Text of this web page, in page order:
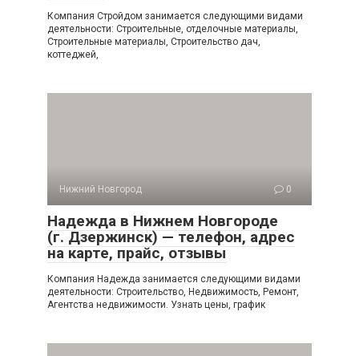
Компания Стройдом занимается следующими видами
деятельности: Строительные, отделочные материалы,
Строительные материалы, Строительство дач,
коттеджей,
Нижний Новгород 0
Надежда в Нижнем Новгороде
(г. Дзержинск) — телефон, адрес
на карте, прайс, отзывы
Компания Надежда занимается следующими видами
деятельности: Строительство, Недвижимость, Ремонт,
Агентства недвижимости. Узнать цены, график